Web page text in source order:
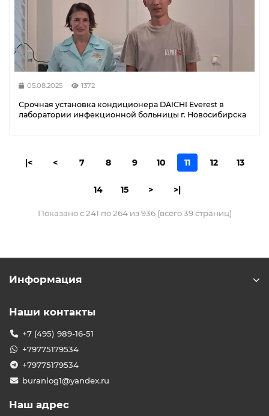
05.08.2025 1372
Срочная установка кондиционера DAICHI Everest в
лаборатории инфекционной больницы г. Новосибирска
|< < 7 8 9 10 11 12 13
14 15 > >|
Показано с 241 по 264 из 936 (всего 39 страниц)
Информация
Наши контакты
+7 (495) 989-16-51
+79775179534
+79775179534
buranlog1@yandex.ru
Наш адрес